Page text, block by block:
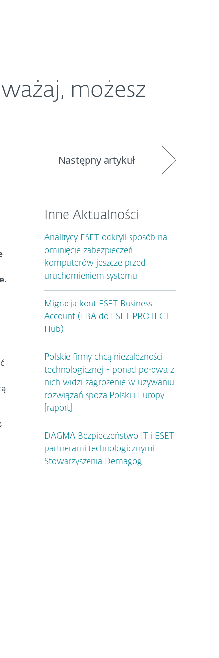
możesz
Następny artykuł
Inne Aktualności
Analitycy ESET odkryli sposób na
ominięcie zabezpieczeń
komputerów jeszcze przed
uruchomieniem systemu
Migracja kont ESET Business
Account (EBA do ESET PROTECT
Hub)
Polskie firmy chcą niezależności
technologicznej - ponad połowa z
nich widzi zagrożenie w używaniu
rozwiązań spoza Polski i Europy
[raport]
DAGMA Bezpieczeństwo IT i ESET
partnerami technologicznymi
Stowarzyszenia Demagog